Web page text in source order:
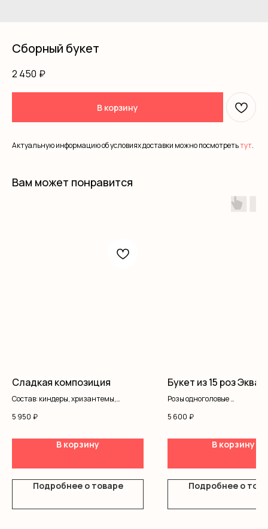
Сборный букет
2 450 ₽
В корзину
Актуальную информацию об условиях доставки можно посмотретьтут.
Вам может понравится
Сладкая композиция
Состав: киндеры, хризантемы,
5 950 ₽
В корзину
Подробнее о товаре
Букет из 15 роз
Розы одноголовые
5 600 ₽
В корзину
Подробнее о